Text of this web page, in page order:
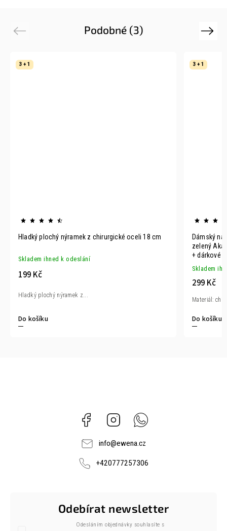
Podobné (3)
Previous
3 + 1
Hladký plochý nýramek z chirurgické oceli 18 cm
Skladem ihned k odeslání
199 Kč
Do košíku
Hladký plochý nýramek z...
3 + 1
Dámský
zelený
+ dárkové
Skladem
299 Kč
Do košíku
Materiál:
Next
Facebook Instagram
info@ewena.cz
+420777257306
Odebírat newsletter
Odesláním objednávky souhlasíte s